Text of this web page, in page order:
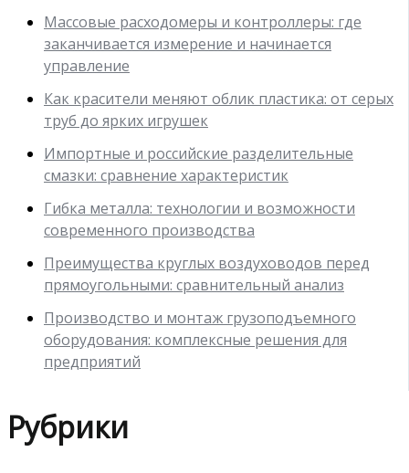
Массовые расходомеры и контроллеры: где
заканчивается измерение и начинается
управление
Как красители меняют облик пластика: от серых
труб до ярких игрушек
Импортные и российские разделительные
смазки: сравнение характеристик
Гибка металла: технологии и возможности
современного производства
Преимущества круглых воздуховодов перед
прямоугольными: сравнительный анализ
Производство и монтаж грузоподъемного
оборудования: комплексные решения для
предприятий
Рубрики